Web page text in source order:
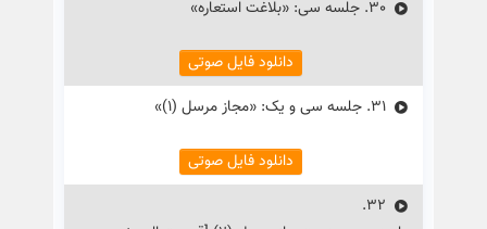
30. جلسه سی: «بلاغت استعاره»
دانلود فایل صوتی
31. جلسه سی و یک: «مجاز مرسل (۱)»
دانلود فایل صوتی
32.